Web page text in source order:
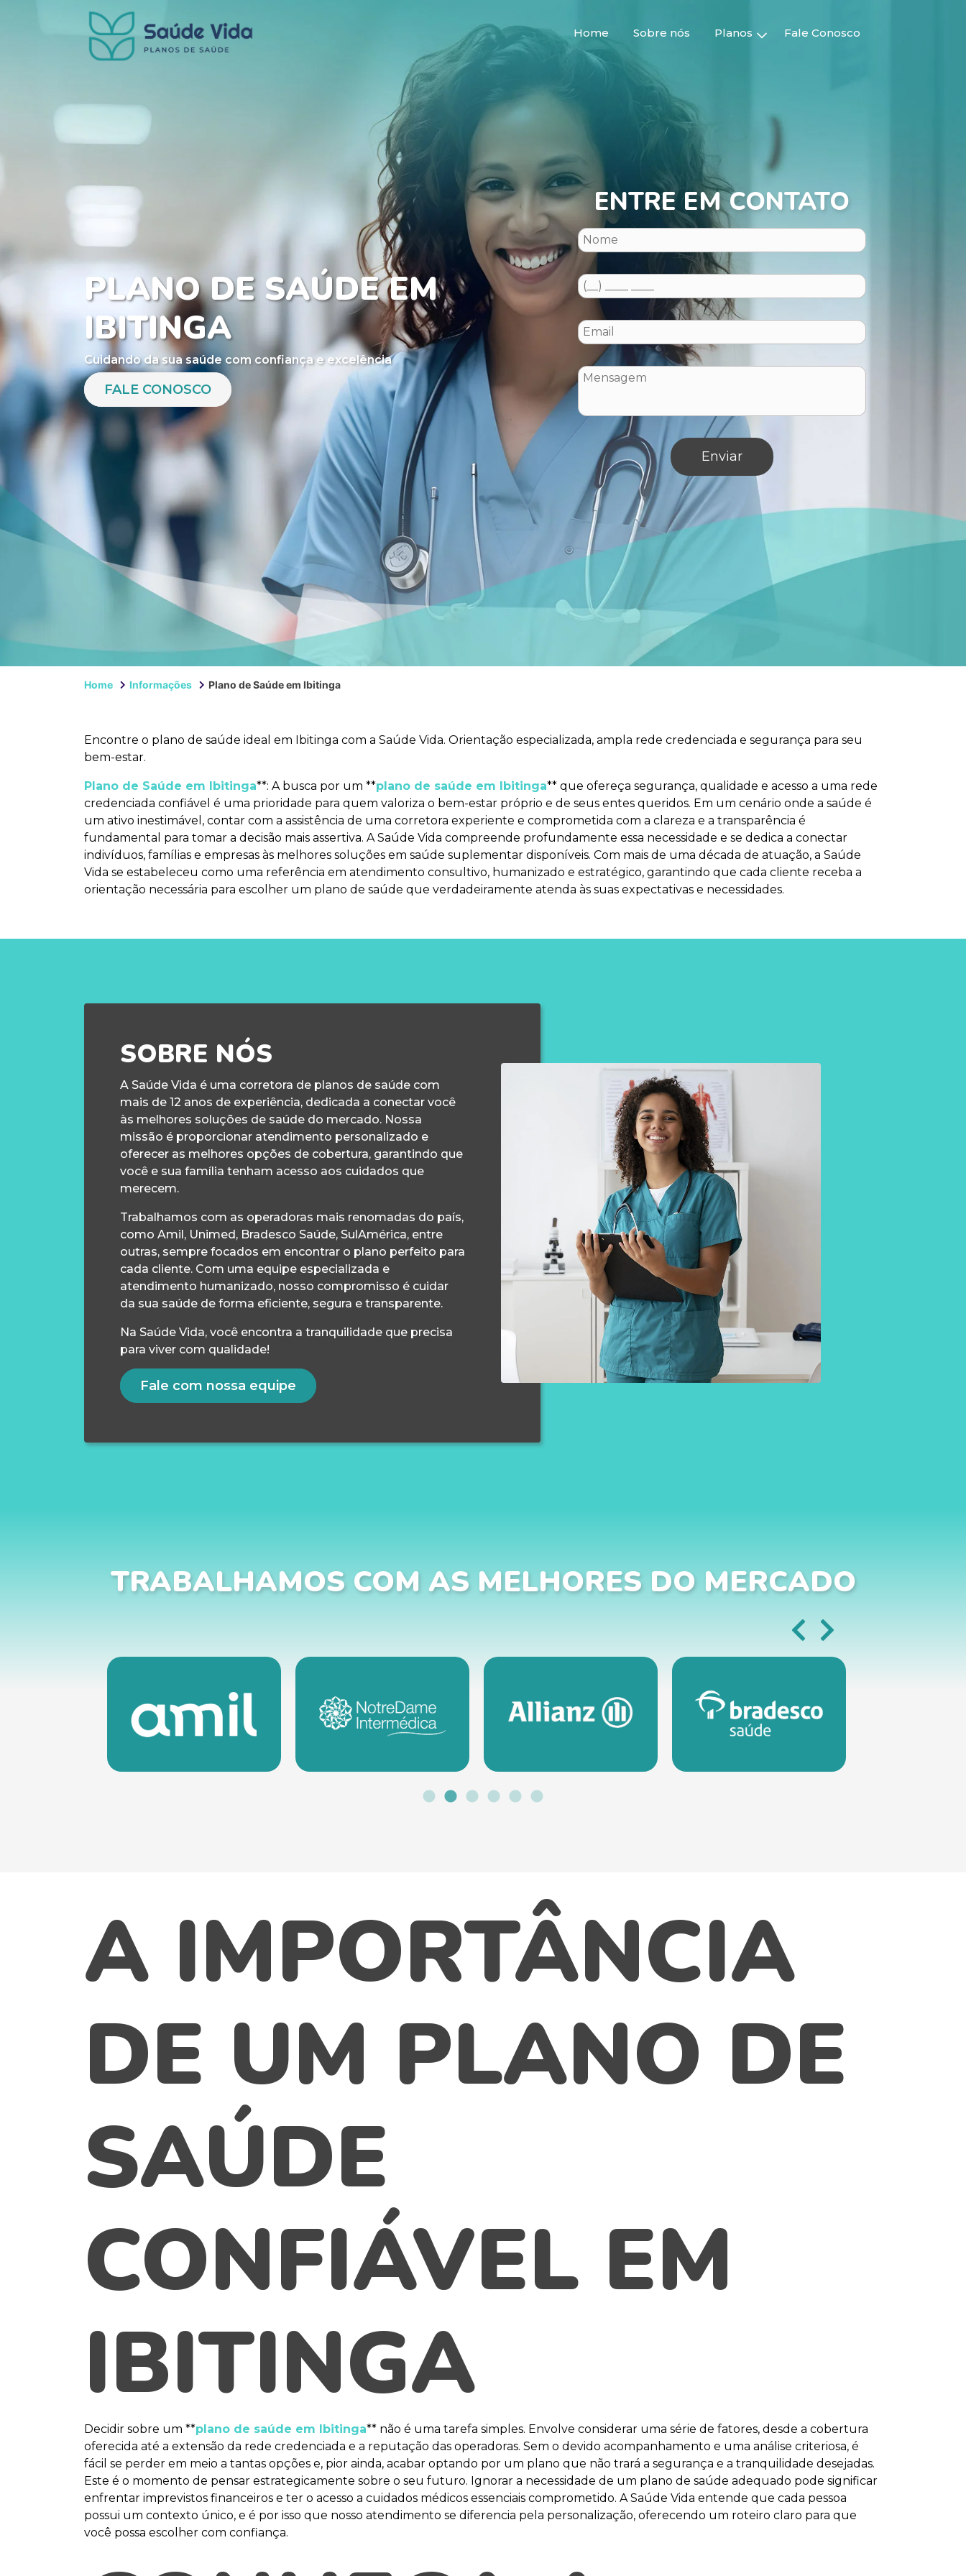
Home Sobre nós Planos Fale Conosco
PLANO DE SAÚDE EM
IBITINGA
Cuidando da sua saúde com confiança e excelência
FALE CONOSCO
ENTRE EM CONTATO
Home Informações Plano de Saúde em Ibitinga
Encontre o plano de saúde ideal em Ibitinga com a Saúde Vida. Orientação especializada, ampla rede credenciada e segurança para seu
bem-estar.
Plano de Saúde em Ibitinga**: A busca por um **plano de saúde em Ibitinga** que ofereça segurança, qualidade e acesso a uma rede
credenciada confiável é uma prioridade para quem valoriza o bem-estar próprio e de seus entes queridos. Em um cenário onde a saúde é
um ativo inestimável, contar com a assistência de uma corretora experiente e comprometida com a clareza e a transparência é
fundamental para tomar a decisão mais assertiva. A Saúde Vida compreende profundamente essa necessidade e se dedica a conectar
indivíduos, famílias e empresas às melhores soluções em saúde suplementar disponíveis. Com mais de uma década de atuação, a Saúde
Vida se estabeleceu como uma referência em atendimento consultivo, humanizado e estratégico, garantindo que cada cliente receba a
orientação necessária para escolher um plano de saúde que verdadeiramente atenda às suas expectativas e necessidades.
SOBRE NÓS
A Saúde Vida é uma corretora de planos de saúde com
mais de 12 anos de experiência, dedicada a conectar você
às melhores soluções de saúde do mercado. Nossa
missão é proporcionar atendimento personalizado e
oferecer as melhores opções de cobertura, garantindo que
você e sua família tenham acesso aos cuidados que
merecem.
Trabalhamos com as operadoras mais renomadas do país,
como Amil, Unimed, Bradesco Saúde, SulAmérica, entre
outras, sempre focados em encontrar o plano perfeito para
cada cliente. Com uma equipe especializada e
atendimento humanizado, nosso compromisso é cuidar
da sua saúde de forma eficiente, segura e transparente.
Na Saúde Vida, você encontra a tranquilidade que precisa
para viver com qualidade!
Fale com nossa equipe
TRABALHAMOS COM AS MELHORES DO MERCADO
A IMPORTÂNCIA
DE UM PLANO DE
SAÚDE
CONFIÁVEL EM
IBITINGA
Decidir sobre um **plano de saúde em Ibitinga** não é uma tarefa simples. Envolve considerar uma série de fatores, desde a cobertura
oferecida até a extensão da rede credenciada e a reputação das operadoras. Sem o devido acompanhamento e uma análise criteriosa, é
fácil se perder em meio a tantas opções e, pior ainda, acabar optando por um plano que não trará a segurança e a tranquilidade desejadas.
Este é o momento de pensar estrategicamente sobre o seu futuro. Ignorar a necessidade de um plano de saúde adequado pode significar
enfrentar imprevistos financeiros e ter o acesso a cuidados médicos essenciais comprometido. A Saúde Vida entende que cada pessoa
possui um contexto único, e é por isso que nosso atendimento se diferencia pela personalização, oferecendo um roteiro claro para que
você possa escolher com confiança.